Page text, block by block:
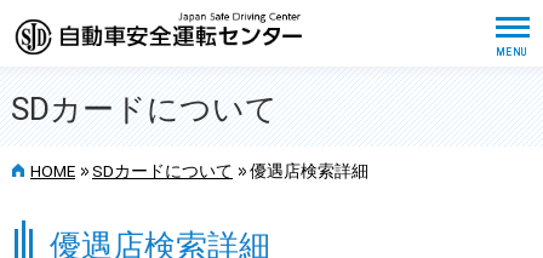
SDカードについて
HOME >> SDカードについて >> 優遇店検索詳細
優遇店検索詳細